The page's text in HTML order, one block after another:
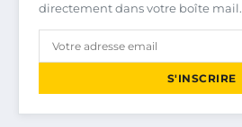
directement dans votre boîte mail.
S'INSCRIRE